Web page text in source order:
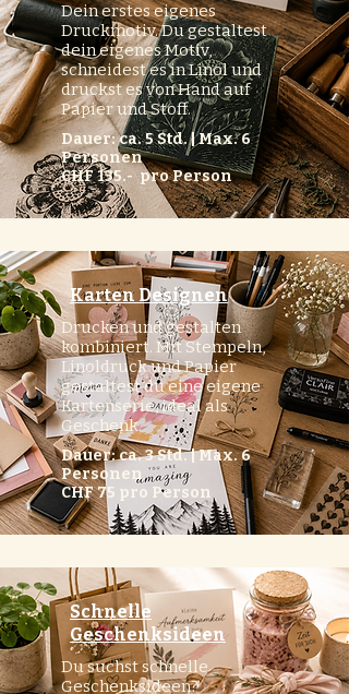
Dein erstes eigenes
Druckmotiv. Du gestaltest
dein eigenes Motiv,
schneidest es in Linol und
druckst es von Hand auf
Papier und Stoff.
Dauer: ca. 5 Std. | Max. 6
Personen
CHF 135.- pro Person
Karten Designen
Drucken und gestalten
kombiniert. Mit Stempeln,
Linoldruck und Papier
gestaltest du eine eigene
Kartenserie, ideal als
Geschenk.
Dauer: ca. 3 Std. | Max. 6
Personen
CHF 75 pro Person
Schnelle
Geschenksideen
Du suchst schnelle
Geschenksideen?